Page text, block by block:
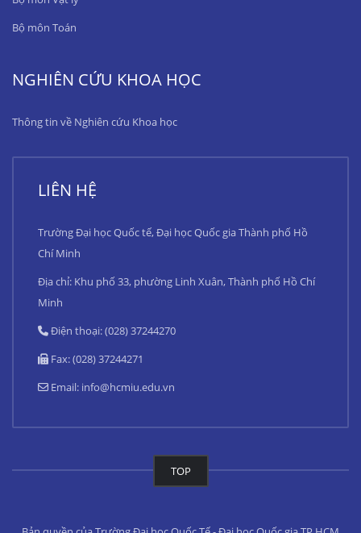
Bộ môn Toán
NGHIÊN CỨU KHOA HỌC
Thông tin về Nghiên cứu Khoa học
LIÊN HỆ
Trường Đại học Quốc tế, Đại học Quốc gia Thành phố Hồ
Chí Minh
Địa chỉ: Khu phố 33, phường Linh Xuân, Thành phố Hồ Chí
Minh
Điện thoại: (028) 37244270
Fax: (028) 37244271
Email: info@hcmiu.edu.vn
TOP